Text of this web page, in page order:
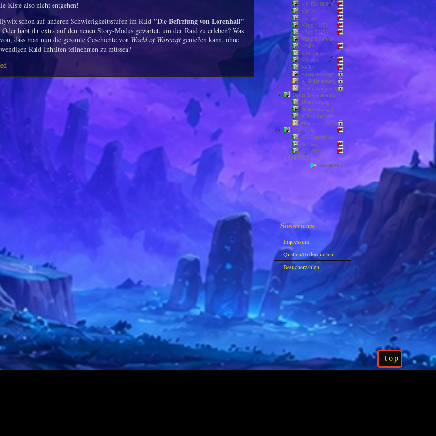
> !!! FSK 18 !!! <
>Ini 1<
>Ini 2<
>Raid 1 (10)<
>Raid 2 (25)<
>Raid 3 (offen)<
>PvP<
>PvP (offen)<
>Musik<
>AFK<
>Besprechung<
★ Gildenleitung ★
>Only Woman< Ƹ̵̡Ӝ̵̨̄Ʒ
Derus Spielebereich
Unterhaltung
Unterhaltung 2
AFK/schlafraum
Derus Leitzentrum
GTA Power
GTA Free for All
GTA Fun
GTA World
Sonstiges
Impressum
Quellen/Bilderquellen
Besucherzahlen
Kiste also nicht entgehen!
schon auf anderen Schwierigkeitsstufen im Raid "Die Befreiung von Lorenhall"
Oder habt ihr extra auf den neuen Story-Modus gewartet, um den Raid zu erleben? Was
dass man nun die gesamte Geschichte von World of Warcraftgenießen kann, ohne
Raid-Inhalten teilnehmen zu müssen?
top